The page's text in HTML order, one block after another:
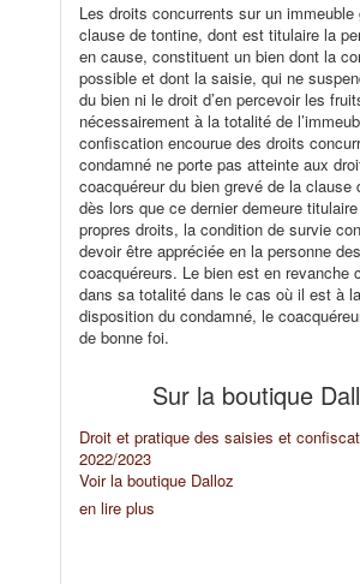
Les droits concurrents sur un immeuble
clause de tontine, dont est titulaire la
en cause, constituent un bien dont la
possible et dont la saisie, qui ne
du bien ni le droit d’en percevoir les
nécessairement à la totalité de
confiscation encourue des droits
condamné ne porte pas atteinte aux
coacquéreur du bien grevé de la clause
dès lors que ce dernier demeure
propres droits, la condition de survie
devoir être appréciée en la personne des
coacquéreurs. Le bien est en revanche
dans sa totalité dans le cas où il est à
disposition du condamné, le
de bonne foi.
Sur la boutique
Droit et pratique des saisies et
2022/2023
Voir la boutique Dalloz
en lire plus